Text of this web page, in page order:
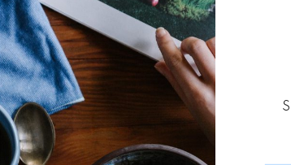
mengurangi fungsi kalsium
Kamu cenderung merasakan
ini dikhawatirkan?